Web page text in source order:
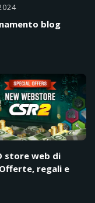
blog
store web di
Offerte, regali e